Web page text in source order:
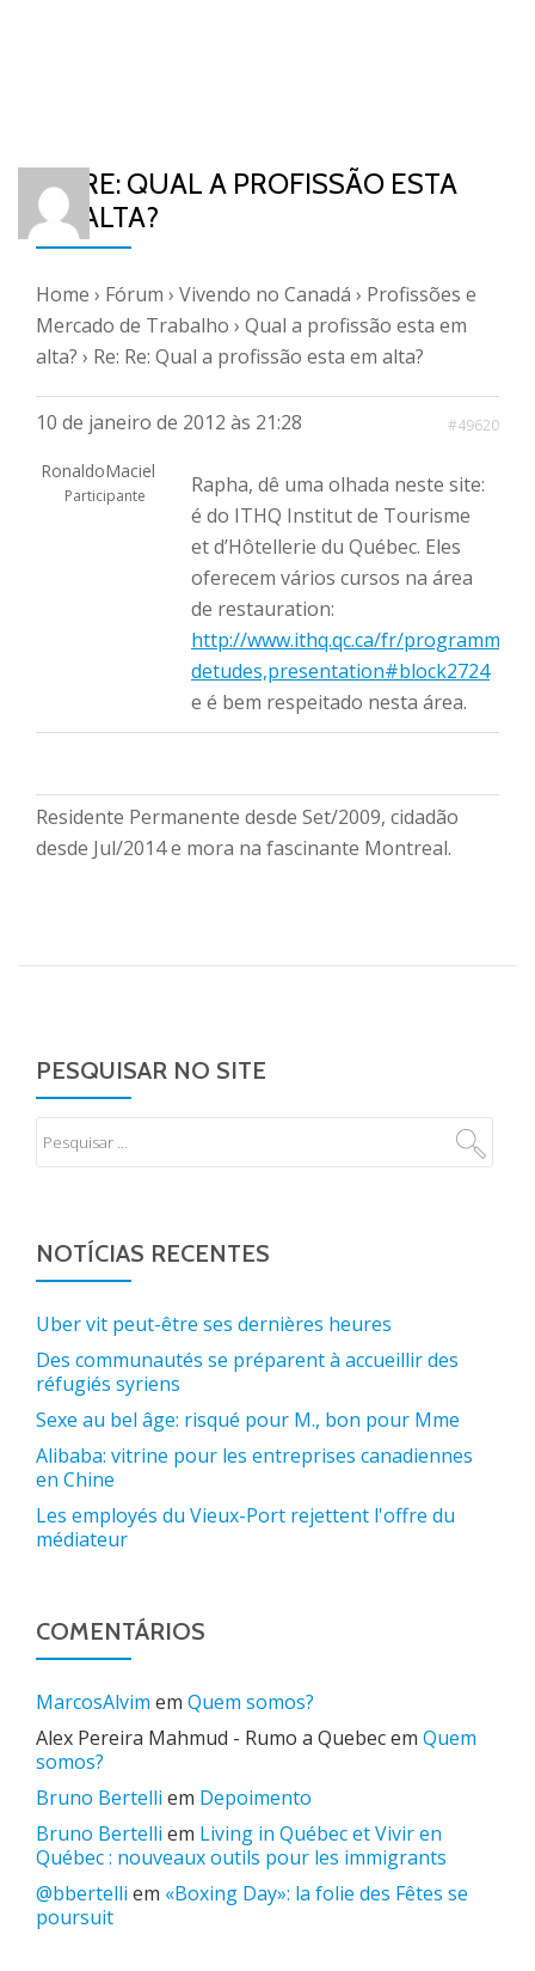
RE: RE: QUAL A PROFISSÃO ESTA
EM ALTA?
Home › Fórum › Vivendo no Canadá › Profissões e
Mercado de Trabalho › Qual a profissão esta em
alta? › Re: Re: Qual a profissão esta em alta?
10 de janeiro de 2012 às 21:28 #49620
RonaldoMaciel
Participante
Rapha, dê uma olhada neste site:
é do ITHQ Institut de Tourisme
et d’Hôtellerie du Québec. Eles
oferecem vários cursos na área
de restauration:
http://www.ithq.qc.ca/fr/programmes-
detudes,presentation#block2724
e é bem respeitado nesta área.
Residente Permanente desde Set/2009, cidadão
desde Jul/2014 e mora na fascinante Montreal.
PESQUISAR NO SITE
NOTÍCIAS RECENTES
Uber vit peut-être ses dernières heures
Des communautés se préparent à accueillir des
réfugiés syriens
Sexe au bel âge: risqué pour M., bon pour Mme
Alibaba: vitrine pour les entreprises canadiennes
en Chine
Les employés du Vieux-Port rejettent l'offre du
médiateur
COMENTÁRIOS
MarcosAlvim em Quem somos?
Alex Pereira Mahmud - Rumo a Quebecem Quem
somos?
Bruno Bertelli em Depoimento
Bruno Bertelli em Living in Québec et Vivir en
Québec : nouveaux outils pour les immigrants
@bbertelli em «Boxing Day»: la folie des Fêtes se
poursuit